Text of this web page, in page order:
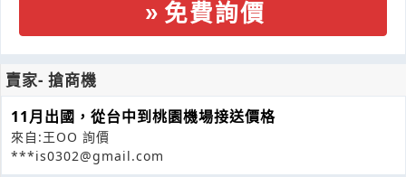
免費詢價
賣家- 搶商機
11月出國，從台中到桃園機場接送價格
來自:王OO 詢價
***is0302@gmail.com